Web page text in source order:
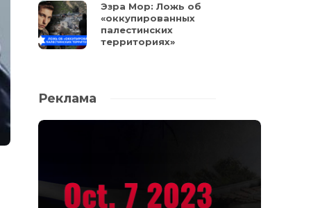
Эзра Мор: Ложь об
«оккупированных
палестинских
территориях»
Реклама